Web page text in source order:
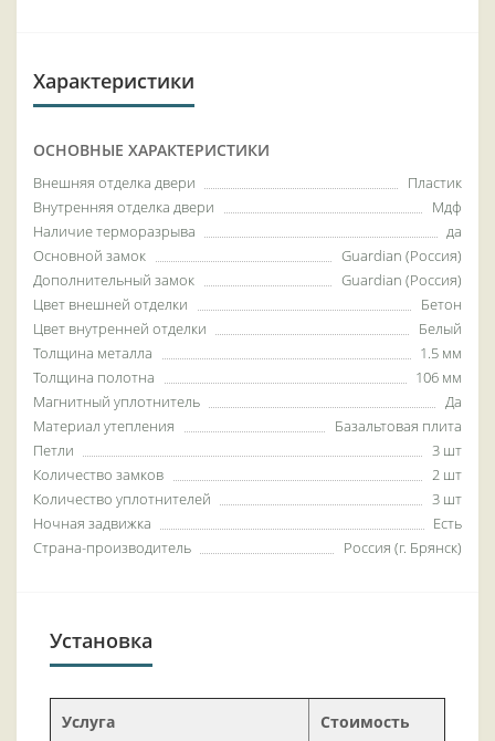
Характеристики
ОСНОВНЫЕ ХАРАКТЕРИСТИКИ
Внешняя отделка двери
Пластик
Внутренняя отделка двери
Мдф
Наличие терморазрыва
да
Основной замок
Guardian (Россия)
Дополнительный замок
Guardian (Россия)
Цвет внешней отделки
Бетон
Цвет внутренней отделки
Белый
Толщина металла
1.5 мм
Толщина полотна
106 мм
Магнитный уплотнитель
Да
Материал утепления
Базальтовая плита
Петли
3 шт
Количество замков
2 шт
Количество уплотнителей
3 шт
Ночная задвижка
Есть
Страна-производитель
Россия (г. Брянск)
Установка
Услуга Стоимость